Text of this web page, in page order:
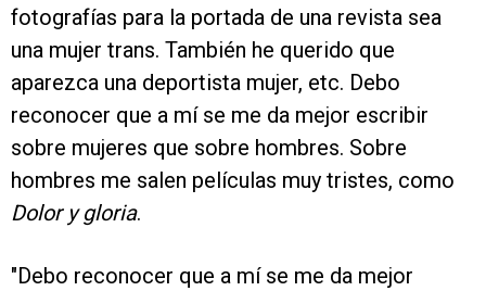
fotografías para la portada de una revista sea
una mujer trans. También he querido que
aparezca una deportista mujer, etc. Debo
reconocer que a mí se me da mejor escribir
sobre mujeres que sobre hombres. Sobre
hombres me salen películas muy tristes, como
Dolor y gloria.
"Debo reconocer que a mí se me da mejor